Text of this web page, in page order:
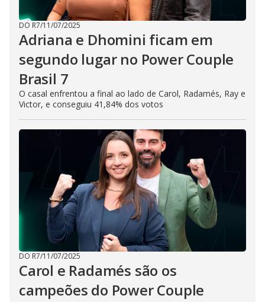
DO R7/11/07/2025
Adriana e Dhomini ficam em
segundo lugar no Power Couple
Brasil 7
O casal enfrentou a final ao lado de Carol, Radamés, Ray e
Victor, e conseguiu 41,84% dos votos
DO R7/11/07/2025
Carol e Radamés são os
campeões do Power Couple